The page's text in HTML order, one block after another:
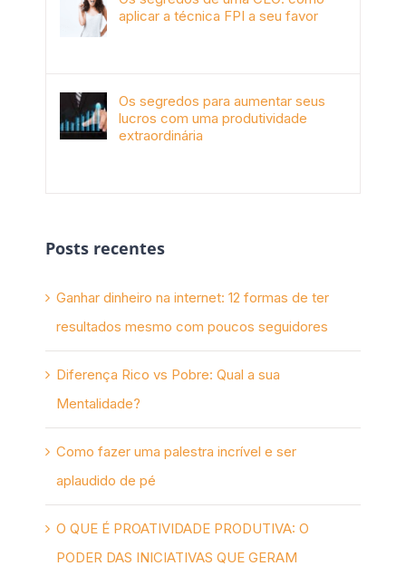
aplicar a técnica FPI a seu favor
Os segredos para aumentar seus
lucros com uma produtividade
extraordinária
Posts recentes
Ganhar dinheiro na internet: 12 formas de ter
resultados mesmo com poucos seguidores
Diferença Rico vs Pobre: Qual a sua
Mentalidade?
Como fazer uma palestra incrível e ser
aplaudido de pé
O QUE É PROATIVIDADE PRODUTIVA: O
PODER DAS INICIATIVAS QUE GERAM